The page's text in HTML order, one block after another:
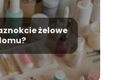
żelowe